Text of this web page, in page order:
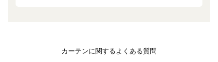
カーテンに関するよくある質問